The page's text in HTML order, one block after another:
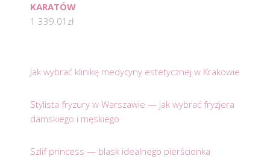
KARATÓW
1 339.01 zł
Jak wybrać klinikę medycyny estetycznej w Krakowie
Stylista fryzury w Warszawie — jak wybrać fryzjera
damskiego i męskiego
Szlif princess — blask idealnego pierścionka